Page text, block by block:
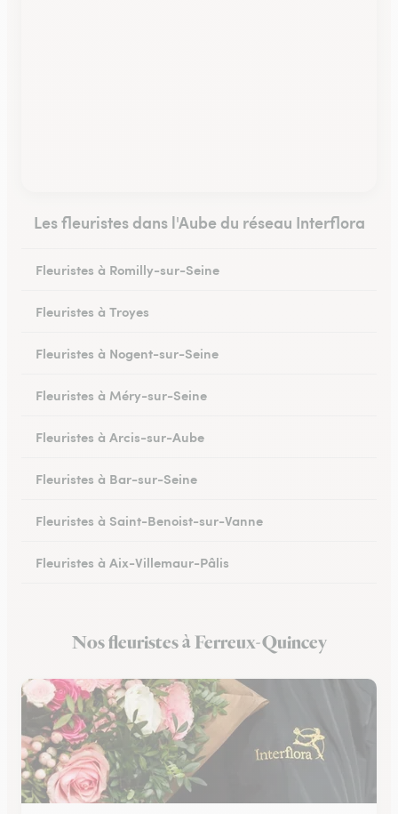
Les fleuristes dans l'Aube du réseau Interflora
Fleuristes à Romilly-sur-Seine
Fleuristes à Troyes
Fleuristes à Nogent-sur-Seine
Fleuristes à Méry-sur-Seine
Fleuristes à Arcis-sur-Aube
Fleuristes à Bar-sur-Seine
Fleuristes à Saint-Benoist-sur-Vanne
Fleuristes à Aix-Villemaur-Pâlis
Nos fleuristes à Ferreux-Quincey